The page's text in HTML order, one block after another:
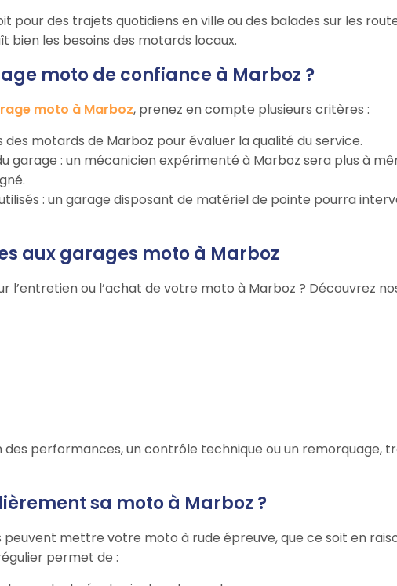
pour des trajets quotidiens en ville ou des balades sur les
bien les besoins des motards locaux.
moto de confiance à Marboz ?
moto à Marboz, prenez en compte plusieurs critères :
des motards de Marboz pour évaluer la qualité du service.
garage : un mécanicien expérimenté à Marboz sera plus à
: un garage disposant de matériel de pointe pourra
aux garages moto à Marboz
l’entretien ou l’achat de votre moto à Marboz ? Découvrez
performances, un contrôle technique ou un remorquage,
sa moto à Marboz ?
peuvent mettre votre moto à rude épreuve, que ce soit en
permet de :